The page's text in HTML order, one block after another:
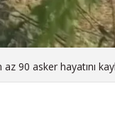
90 asker hayatını